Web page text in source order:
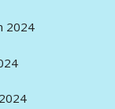
2024